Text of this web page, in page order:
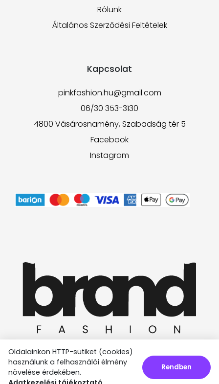
Rólunk
Általános Szerződési Feltételek
Kapcsolat
pinkfashion.hu@gmail.com
06/30 353-3130
4800 Vásárosnamény, Szabadság tér 5
Facebook
Instagram
Ⓒ 2025 Minden jog fenntartva.
Oldalainkon HTTP-sütiket (cookies)
használunk a felhasználói élmény
növelése érdekében.
Rendben